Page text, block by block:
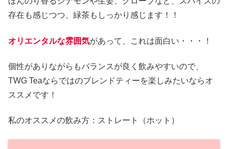
存在も感じつつ、緑茶もしっかり感じます！！
オリエンタルな雰囲気があって、これは面白い・・・！
個性がありながらもバランスが良く飲みやすいので、
TWG Teaならではのブレンドティーを楽しみたいならオ
ススメです！
私のオススメの飲み方：ストレート（ホット）